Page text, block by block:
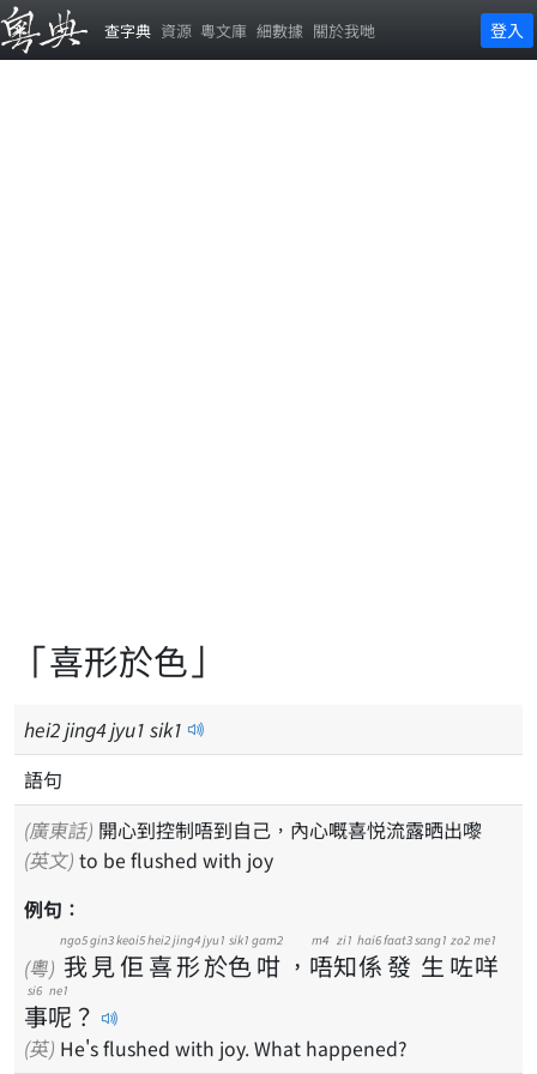
查字典 資源 粵文庫 細數據 關於我哋 登入
「喜形於色」
hei2jing4jyu1 sik1
語句
(廣東話) 開心到控制唔到自己，內心嘅喜悦流露晒出嚟
(英文) to be flushed with joy
例句：
(粵) 我
ngo5
見
gin3
佢
keoi5
喜
hei2
形
jing4
於
jyu1
色
sik1
咁
gam2
， 唔
m4
知
zi1
係
hai6
發
faat3
生
sang1
咗
zo2
咩
me1
事
si6
呢
ne1
？
(英) He's flushed with joy. What happened?